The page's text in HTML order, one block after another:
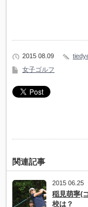
2015 08.09
女子ゴルフ
関連記事
2015 06.25
稲見萌寧(
校は？